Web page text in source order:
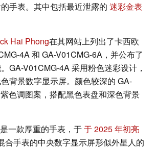
手表。其中包括最近泄露的 迷彩金表
Hai Phong在其网站上列出了卡西欧
4A 和 GA-V01CMG-6A，并公布了
GA-V01CMG-4A 采用粉色迷彩设计，
背景数字显示屏。颜色较深的 GA-
色调图案，搭配黑色表盘和深色背景
一款厚重的手表，于于 2025 年初亮
合手表的中央数字显示屏形似外星人的